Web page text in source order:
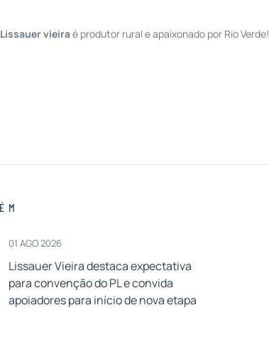
Lissauer vieiraé produtor rural e apaixonado por Rio Verde!
01 AGO 2026
Lissauer Vieira destaca expectativa
para convenção do PL e convida
apoiadores para início de nova etapa